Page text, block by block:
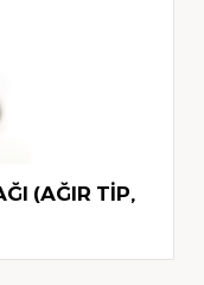
(AĞIR TİP,